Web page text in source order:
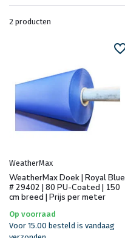
2 producten
WeatherMax
WeatherMax Doek | Royal Blue
# 29402 | 80 PU-Coated | 150
cm breed | Prijs per meter
Op voorraad
Voor 15.00 besteld is vandaag